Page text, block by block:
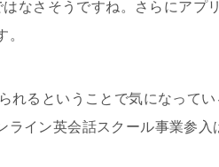
なさそうですね。さらにアプ
れるということで気になってい
ライン英会話スクール事業参